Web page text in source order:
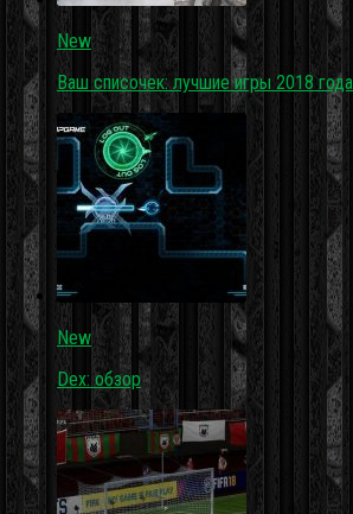
New
Ваш списочек: лучшие игры 2018 года
New
Dex: обзор